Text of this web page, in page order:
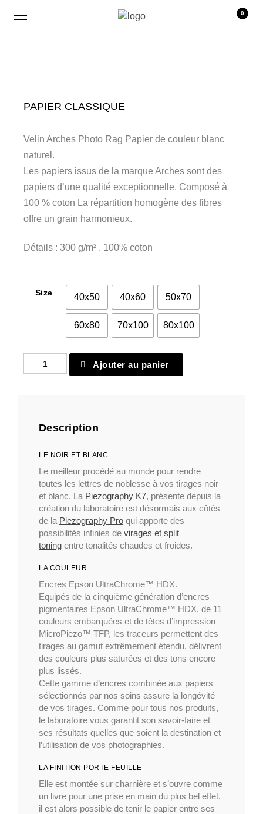
0
PAPIER CLASSIQUE
Velin Arches Photo Rag Papier de couleur blanc
naturel.
Les papiers issus de la marque Arches sont des
papiers d’une qualité exceptionnelle. Composé à
100 % coton La répartition homogène des fibres
offre un grain harmonieux.
Détails : 300 g/m² . 100% coton
Size 40x50 40x60 50x70
60x80 70x100 80x100
quantité
de
Ajouter au panier
Description
LE NOIR ET BLANC
Le meilleur procédé au monde pour rendre
toutes les lettres de noblesse à vos tirages noir
et blanc. La Piezography K7, présente depuis la
création du laboratoire est désormais aux côtés
de la Piezography Pro qui apporte des
possibilités infinies de virages et split
toning entre tonalités chaudes et froides.
LA COULEUR
Encres Epson UltraChrome™ HDX.
Equipés de la cinquième génération d’encres
pigmentaires Epson UltraChrome™ HDX, de 11
couleurs embarquées et de têtes d’impression
MicroPiezo™ TFP, les traceurs permettent des
tirages au gamut extrêmement étendu, délivrent
des couleurs plus saturées et des tons encore
plus lissés.
Cette gamme d’encres combinée aux papiers
sélectionnés par nos soins assure la longévité
de vos tirages. Comme pour tous nos produits,
le laboratoire vous garantit son savoir-faire et
ses résultats quelles que soient la destination et
l’utilisation de vos photographies.
LA FINITION PORTE FEUILLE
Elle est montée sur charnière et s’ouvre comme
un livre pour une prise en main du plus bel effet,
il est alors possible de tenir le papier entre ses